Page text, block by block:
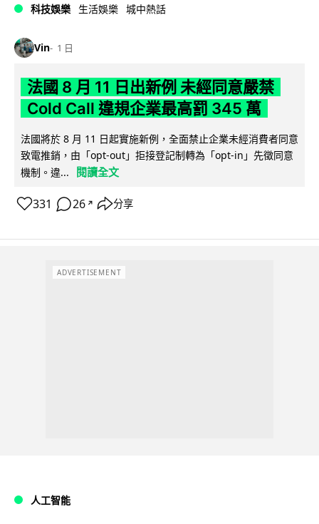
科技娛樂 生活娛樂 城中熱話
Vin 1 日
法國 8 月 11 日出新例 未經同意嚴禁
Cold Call 違規企業最高罰 345 萬
法國將於 8 月 11 日起實施新例，全面禁止企業未經消費者同意
致電推銷，由「opt-out」拒接登記制轉為「opt-in」先徵同意
機制。違...
閱讀全文
331 26 ↗ 分享
ADVERTISEMENT
人工智能